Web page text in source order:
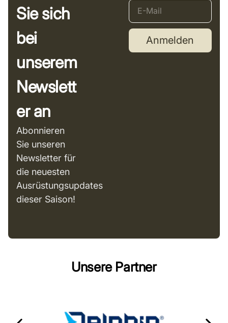
Sie sich
bei
unserem
Newslett
er an
Abonnieren
Sie unseren
Newsletter für
die neuesten
Ausrüstungsupdates
dieser Saison!
Anmelden
Unsere Partner